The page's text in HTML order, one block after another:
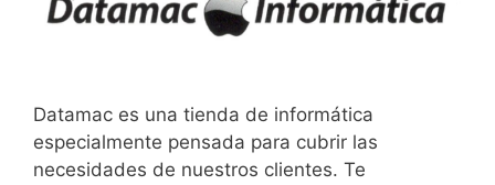
Datamac es una tienda de informática
especialmente pensada para cubrir las
necesidades de nuestros clientes. Te